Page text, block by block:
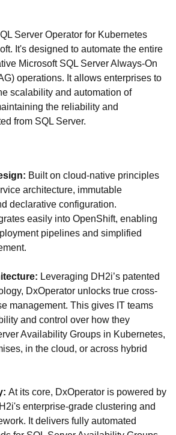
Server Operator for Kubernetes
It's designed to automate the entire
Microsoft SQL Server Always-On
operations. It allows enterprises to
scalability and automation of
the reliability and
from SQL Server.
Built on cloud-native principles
architecture, immutable
declarative configuration.
easily into OpenShift, enabling
pipelines and simplified
Leveraging DH2i’s patented
DxOperator unlocks true cross-
management. This gives IT teams
and control over how they
Availability Groups in Kubernetes,
in the cloud, or across hybrid
At its core, DxOperator is powered by
enterprise-grade clustering and
It delivers fully automated